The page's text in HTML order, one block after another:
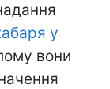
у
вони